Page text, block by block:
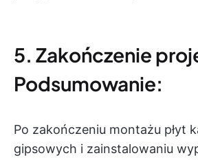
5. Zakończenie
Podsumowanie:
Po zakończeniu montażu płyt
gipsowych i zainstalowaniu